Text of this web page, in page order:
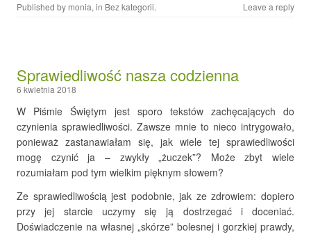
Published by monia, in Bez kategorii. Leave a reply
Sprawiedliwość nasza codzienna
6 kwietnia 2018
W Piśmie Świętym jest sporo tekstów zachęcających do
czynienia sprawiedliwości. Zawsze mnie to nieco intrygowało,
ponieważ zastanawiałam się, jak wiele tej sprawiedliwości
mogę czynić ja – zwykły „żuczek”? Może zbyt wiele
rozumiałam pod tym wielkim pięknym słowem?
Ze sprawiedliwością jest podobnie, jak ze zdrowiem: dopiero
przy jej starcie uczymy się ją dostrzegać i doceniać.
Doświadczenie na własnej „skórze” bolesnej i gorzkiej prawdy,